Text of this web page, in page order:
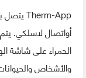
أواتصال لاسلكي.
الحمراء على شاشة
والأشخاص